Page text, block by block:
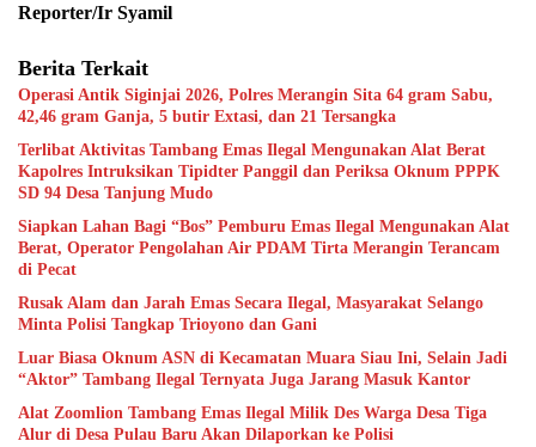
Reporter/Ir Syamil
Berita Terkait
Operasi Antik Siginjai 2026, Polres Merangin Sita 64 gram Sabu,
42,46 gram Ganja, 5 butir Extasi, dan 21 Tersangka
Terlibat Aktivitas Tambang Emas Ilegal Mengunakan Alat Berat
Kapolres Intruksikan Tipidter Panggil dan Periksa Oknum PPPK
SD 94 Desa Tanjung Mudo
Siapkan Lahan Bagi “Bos” Pemburu Emas Ilegal Mengunakan Alat
Berat, Operator Pengolahan Air PDAM Tirta Merangin Terancam
di Pecat
Rusak Alam dan Jarah Emas Secara Ilegal, Masyarakat Selango
Minta Polisi Tangkap Trioyono dan Gani
Luar Biasa Oknum ASN di Kecamatan Muara Siau Ini, Selain Jadi
“Aktor” Tambang Ilegal Ternyata Juga Jarang Masuk Kantor
Alat Zoomlion Tambang Emas Ilegal Milik Des Warga Desa Tiga
Alur di Desa Pulau Baru Akan Dilaporkan ke Polisi